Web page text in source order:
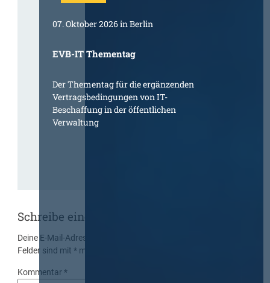
07. Oktober 2026 in Berlin
EVB-IT Thementag
Der Thementag für die ergänzenden
Vertragsbedingungen von IT-
Beschaffung in der öffentlichen
Verwaltung
Schreibe einen Kommentar
Deine E-Mail-Adresse wird nicht veröffentlicht.
Felder sind mit* markiert
Kommentar*